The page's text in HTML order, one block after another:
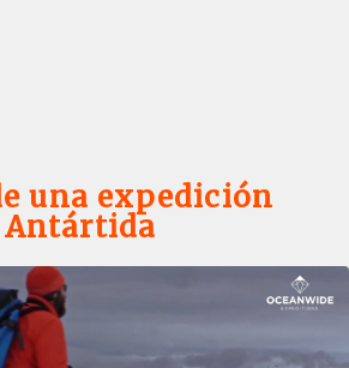
una expedición
Antártida